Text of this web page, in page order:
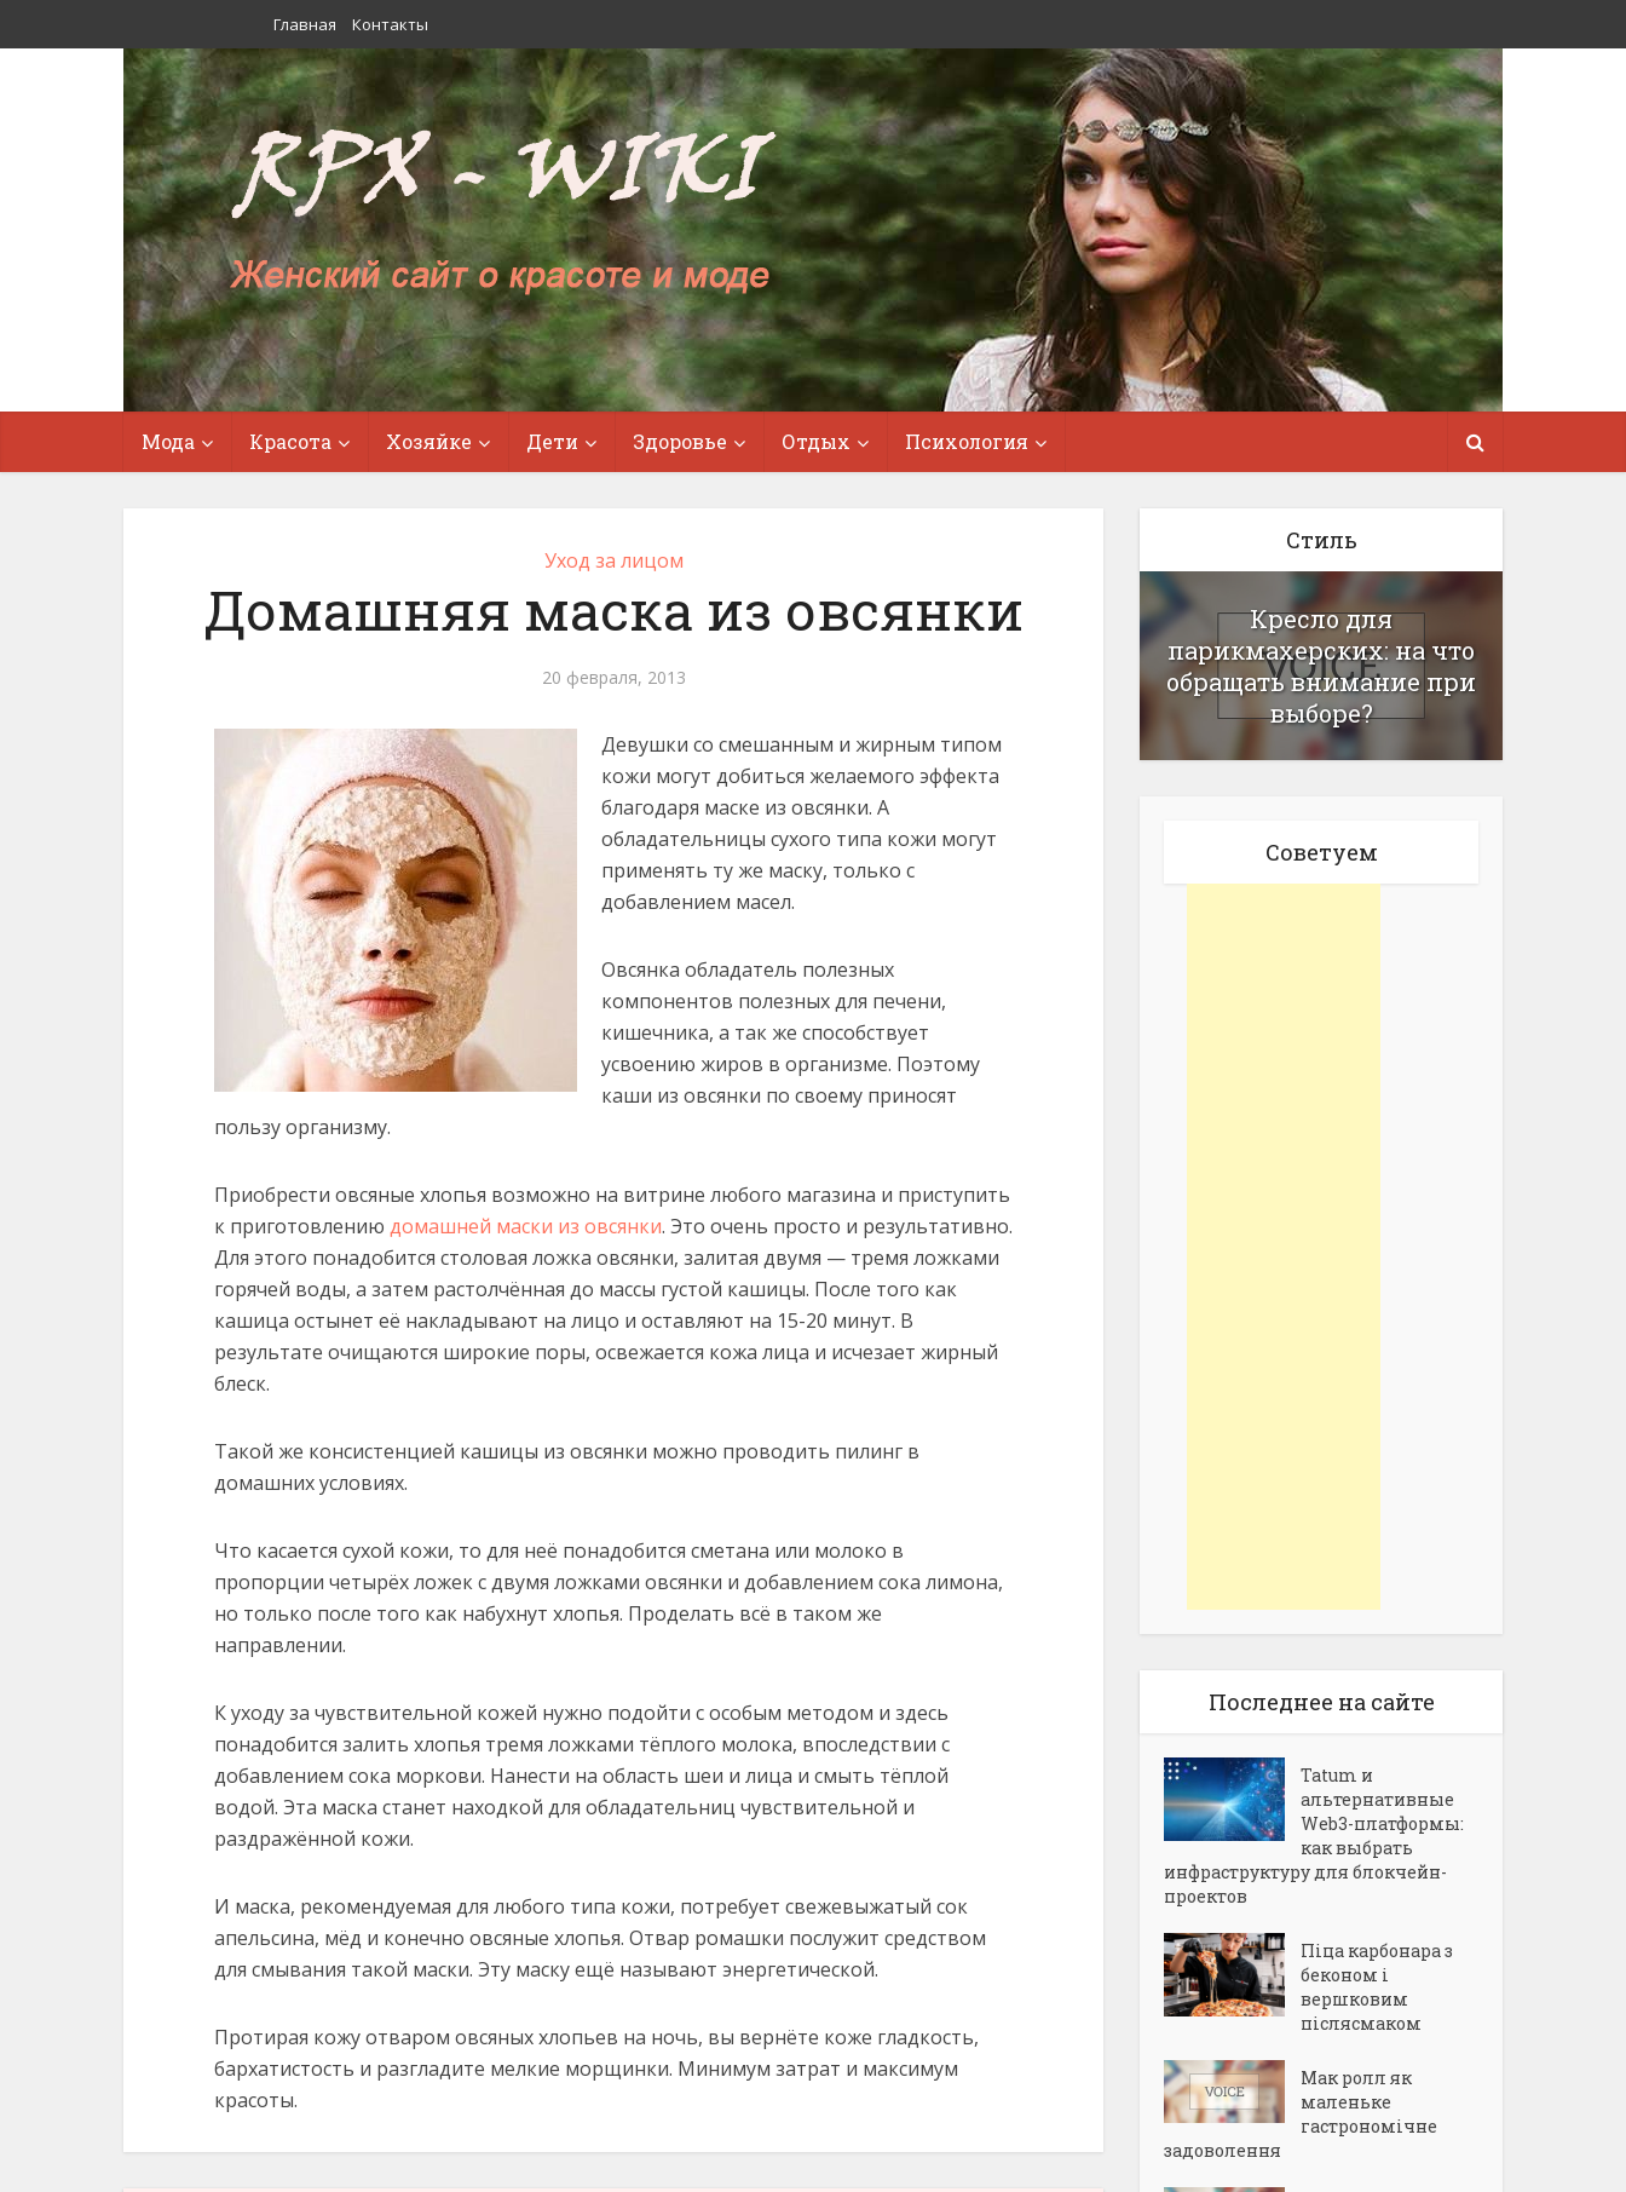
Главная Контакты
Мода Красота Хозяйке Дети Здоровье Отдых Психология
Уход за лицом
Домашняя маска из овсянки
20 февраля, 2013
Девушки со смешанным и жирным типом
кожи могут добиться желаемого эффекта
благодаря маске из овсянки. А
обладательницы сухого типа кожи могут
применять ту же маску, только с
добавлением масел.
Овсянка обладатель полезных
компонентов полезных для печени,
кишечника, а так же способствует
усвоению жиров в организме. Поэтому
каши из овсянки по своему приносят
пользу организму.
Приобрести овсяные хлопья возможно на витрине любого магазина и приступить
к приготовлению домашней маски из овсянки. Это очень просто и результативно.
Для этого понадобится столовая ложка овсянки, залитая двумя — тремя ложками
горячей воды, а затем растолчённая до массы густой кашицы. После того как
кашица остынет её накладывают на лицо и оставляют на 15-20 минут. В
результате очищаются широкие поры, освежается кожа лица и исчезает жирный
блеск.
Такой же консистенцией кашицы из овсянки можно проводить пилинг в
домашних условиях.
Что касается сухой кожи, то для неё понадобится сметана или молоко в
пропорции четырёх ложек с двумя ложками овсянки и добавлением сока лимона,
но только после того как набухнут хлопья. Проделать всё в таком же
направлении.
К уходу за чувствительной кожей нужно подойти с особым методом и здесь
понадобится залить хлопья тремя ложками тёплого молока, впоследствии с
добавлением сока моркови. Нанести на область шеи и лица и смыть тёплой
водой. Эта маска станет находкой для обладательниц чувствительной и
раздражённой кожи.
И маска, рекомендуемая для любого типа кожи, потребует свежевыжатый сок
апельсина, мёд и конечно овсяные хлопья. Отвар ромашки послужит средством
для смывания такой маски. Эту маску ещё называют энергетической.
Протирая кожу отваром овсяных хлопьев на ночь, вы вернёте коже гладкость,
бархатистость и разгладите мелкие морщинки. Минимум затрат и максимум
красоты.
Стиль
Кресло для
парикмахерских: на что
обращать внимание при
выборе?
Советуем
Последнее на сайте
Tatum и
альтернативные
Web3-платформы:
как выбрать
инфраструктуру для блокчейн-
проектов
Піца карбонара з
беконом і
вершковим
післясмаком
Мак ролл як
маленьке
гастрономічне
задоволення